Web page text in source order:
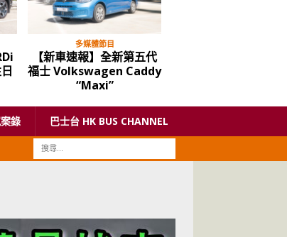
多媒體節目
【新車速報】全新第五代
福士 Volkswagen Caddy
“Maxi”
錄 巴士台 HK BUS CHANNEL